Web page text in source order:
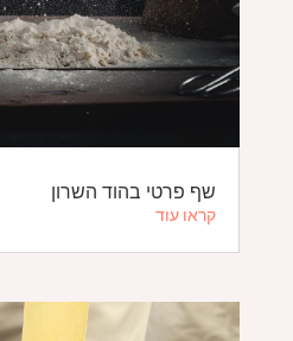
שף פרטי בהוד השרון
קראו עוד